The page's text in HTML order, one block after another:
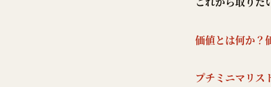
価値とは何か？
プチミニマリス